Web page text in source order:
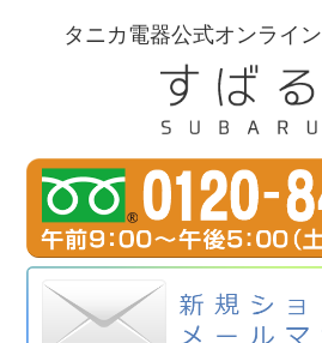
タニカ電器公式オンライ